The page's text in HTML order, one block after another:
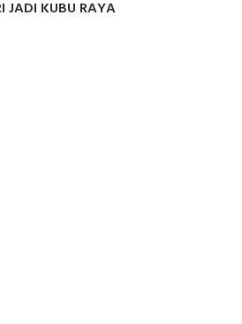
JADI KUBU RAYA